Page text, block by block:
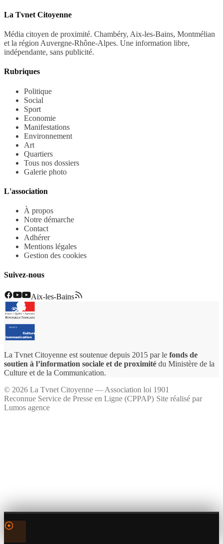
La Tvnet Citoyenne
Média citoyen de proximité. Chambéry, Aix-les-Bains, Montmélian
et la région Auvergne-Rhône-Alpes. Une information libre,
indépendante, sans publicité.
Rubriques
Politique
Social
Sport
Economie
Manifestations
Environnement
Art
Quartiers
Tous nos dossiers
Galerie photo
L'association
À propos
Notre démarche
Contact
Adhérer
Mentions légales
Gestion des cookies
Suivez-nous
Aix-les-Bains
La Tvnet Citoyenne est soutenue depuis 2015 par le fonds de
soutien à l’information sociale et de proximité du Ministère de la
Culture et de la Communication.
© 2026 La Tvnet Citoyenne — Association loi 1901
Reconnue Service de Presse en Ligne (CPPAP)·Site réalisé par
Lumos agence